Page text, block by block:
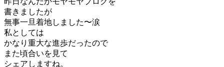
書きましたが
無事一旦着地しました〜涙
私としては
かなり重大な進歩だったので
また頃合いを見て
シェアしますね。